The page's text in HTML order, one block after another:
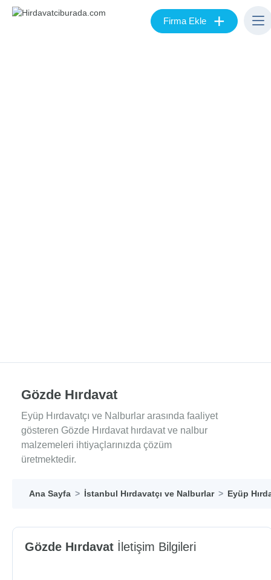
Firma Ekle +
Gözde Hırdavat
Eyüp Hırdavatçı ve Nalburlar arasında faaliyet
gösteren Gözde Hırdavat hırdavat ve nalbur
malzemeleri ihtiyaçlarınızda çözüm
üretmektedir.
Ana Sayfa İstanbul Hırdavatçı ve Nalburlar Eyüp
Gözde Hırdavat İletişim Bilgileri